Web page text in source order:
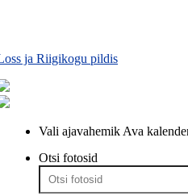
ja Riigikogu pildis
Vali ajavahemik Ava
Otsi fotosid